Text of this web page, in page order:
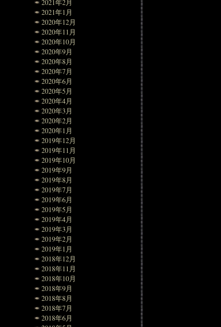
2021年2月
2021年1月
2020年12月
2020年11月
2020年10月
2020年9月
2020年8月
2020年7月
2020年6月
2020年5月
2020年4月
2020年3月
2020年2月
2020年1月
2019年12月
2019年11月
2019年10月
2019年9月
2019年8月
2019年7月
2019年6月
2019年5月
2019年4月
2019年3月
2019年2月
2019年1月
2018年12月
2018年11月
2018年10月
2018年9月
2018年8月
2018年7月
2018年6月